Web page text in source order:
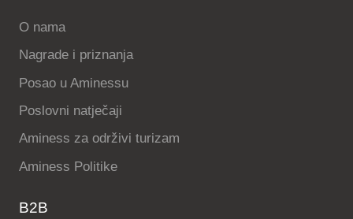
O nama
Nagrade i priznanja
Posao u Aminessu
Poslovni natječaji
Aminess za održivi turizam
Aminess Politike
B2B